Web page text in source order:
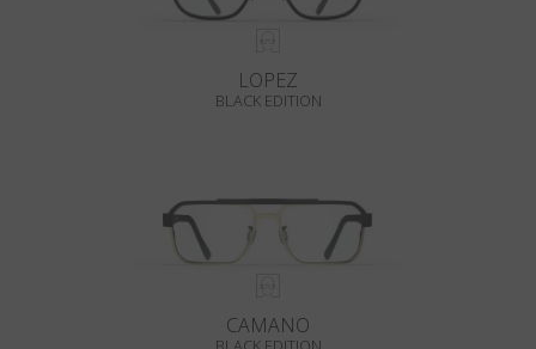
LOPEZ
BLACK EDITION
CAMANO